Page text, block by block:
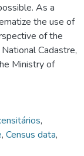
As a
the use of
of the
Cadastre,
Ministry of
,
, Census data,